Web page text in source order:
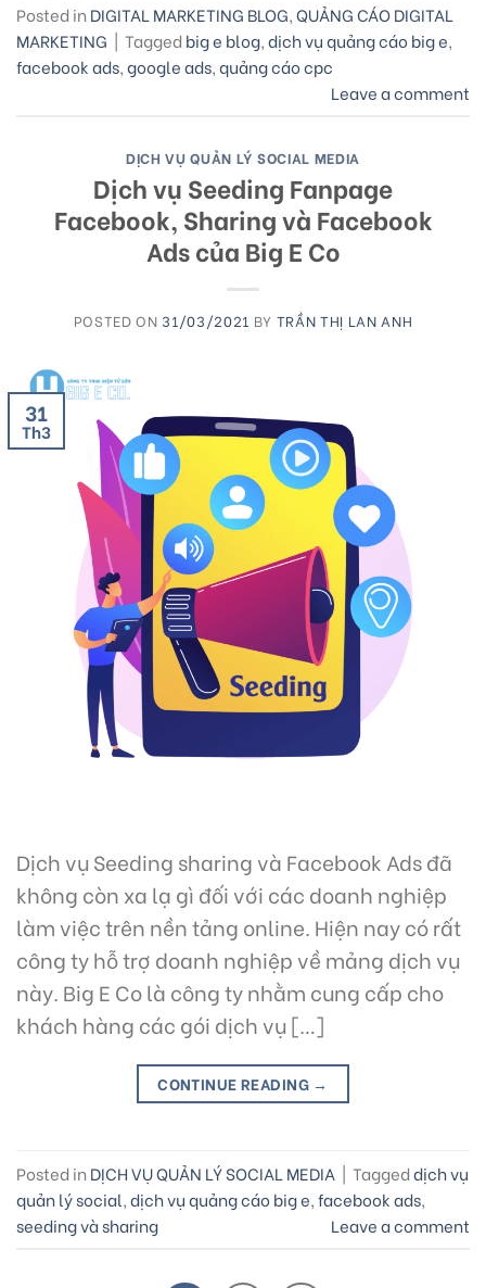
Posted in DIGITAL MARKETING BLOG,QUẢNG CÁO DIGITAL
MARKETING | Tagged big e blog,dịch vụ quảng cáo big e,
facebook ads,google ads,quảng cáo cpc
Leave a comment
DỊCH VỤ QUẢN LÝ SOCIAL MEDIA
Dịch vụ Seeding Fanpage
Facebook, Sharing và Facebook
Ads của Big E Co
POSTED ON 31/03/2021 BY TRẦN THỊ LAN ANH
31
Th3
Dịch vụ Seeding sharing và Facebook Ads đã
không còn xa lạ gì đối với các doanh nghiệp
làm việc trên nền tảng online. Hiện nay có rất
công ty hỗ trợ doanh nghiệp về mảng dịch vụ
này. Big E Co là công ty nhằm cung cấp cho
khách hàng các gói dịch vụ […]
CONTINUE READING →
Posted in DỊCH VỤ QUẢN LÝ SOCIAL MEDIA | Taggeddịch vụ
quản lý social,dịch vụ quảng cáo big e,facebook ads,
seeding và sharing
Leave a comment